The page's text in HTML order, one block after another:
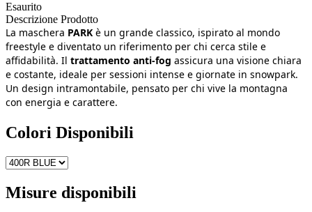
Esaurito
Descrizione Prodotto
La maschera PARK è un grande classico, ispirato al mondo
freestyle e diventato un riferimento per chi cerca stile e
affidabilità. Il trattamento anti‑fog assicura una visione chiara
e costante, ideale per sessioni intense e giornate in snowpark.
Un design intramontabile, pensato per chi vive la montagna
con energia e carattere.
Colori Disponibili
Misure disponibili